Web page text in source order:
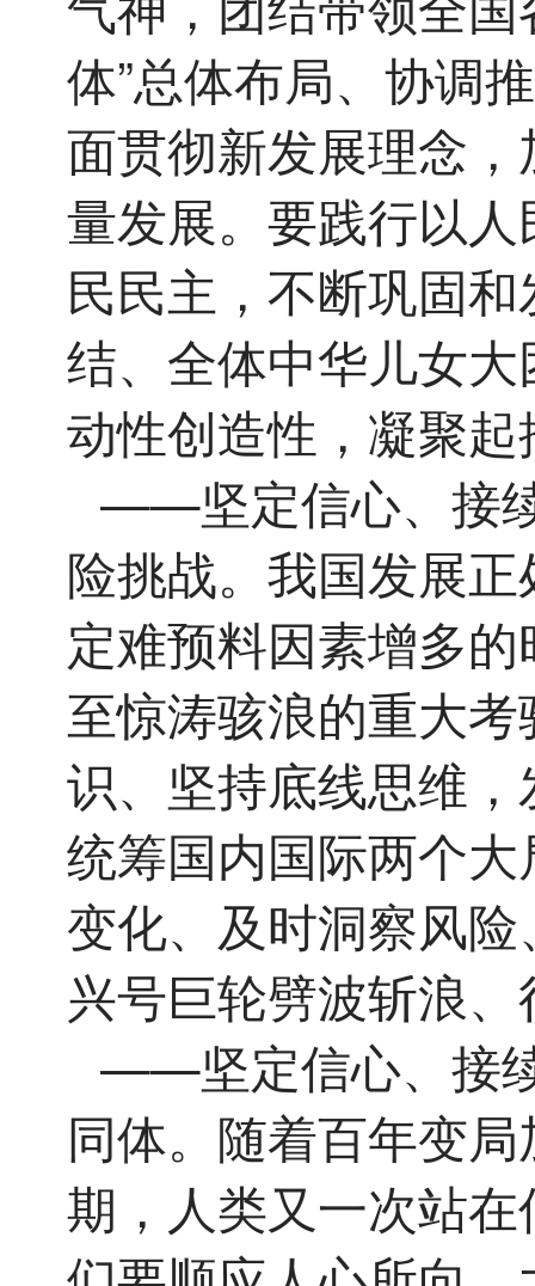
体”总体布局、协调
面贯彻新发展理念
量发展。要践行以
民民主，不断巩固
结、全体中华儿女
动性创造性，凝聚
——坚定信心、接
险挑战。我国发展
定难预料因素增多
至惊涛骇浪的重大
识、坚持底线思维
统筹国内国际两个
变化、及时洞察风
兴号巨轮劈波斩浪
——坚定信心、接
同体。随着百年变
期，人类又一次站